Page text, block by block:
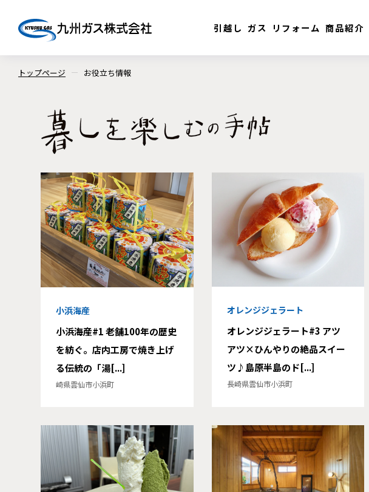
引越し ガス リフォーム 商品紹介
トップページ お役立ち情報
小浜海産
小浜海産#1 老舗100年の歴史
を紡ぐ。店内工房で焼き上げ
る伝統の「湯[...]
崎県雲仙市小浜町
オレンジジェラート
オレンジジェラート#3 アツ
アツ×ひんやりの絶品スイー
ツ♪島原半島のド[...]
長崎県雲仙市小浜町